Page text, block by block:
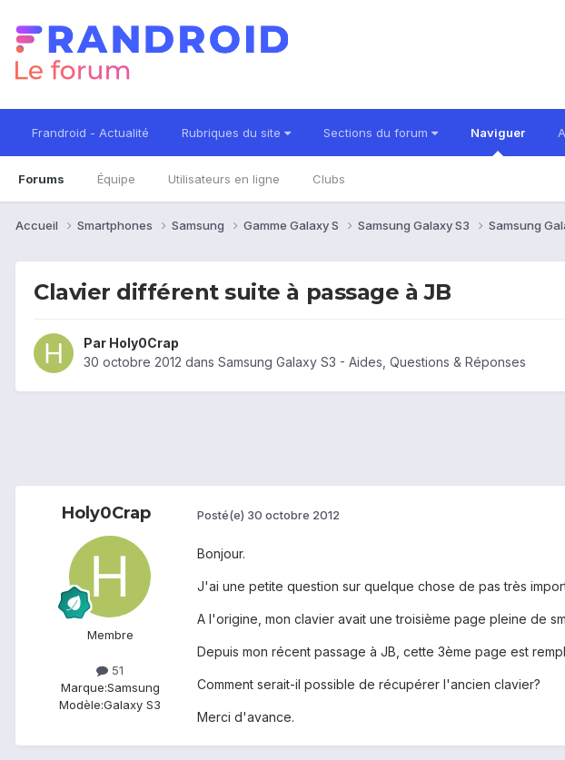
Frandroid - Actualité Rubriques du site Sections du forum Naviguer
Forums Équipe Utilisateurs en ligne Clubs
Accueil Smartphones Samsung Gamme Galaxy S Samsung Galaxy S3 Samsung
Clavier différent suite à passage à JB
Par Holy0Crap
30 octobre 2012 dans Samsung Galaxy S3 - Aides, Questions & Réponses
Holy0Crap
Membre
51
Marque:Samsung
Modèle:Galaxy S3
Posté(e) 30 octobre 2012
Bonjour.
J'ai une petite question sur quelque chose de pas très
A l'origine, mon clavier avait une troisième page pleine de
Depuis mon récent passage à JB, cette 3ème page est
Comment serait-il possible de récupérer l'ancien clavier?
Merci d'avance.